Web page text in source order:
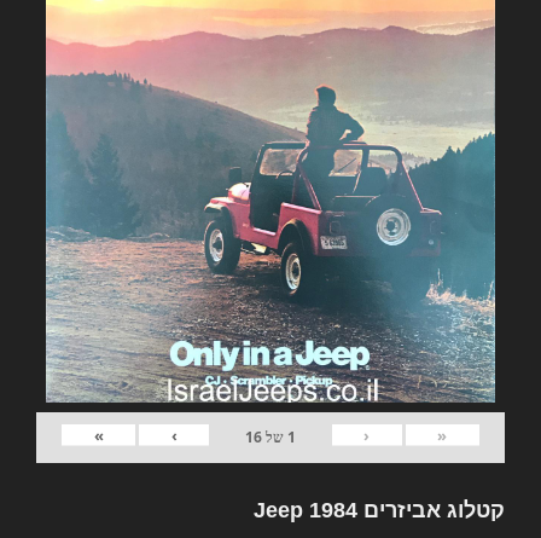
«
‹
1 של16
›
»
קטלוג אביזרים Jeep 1984